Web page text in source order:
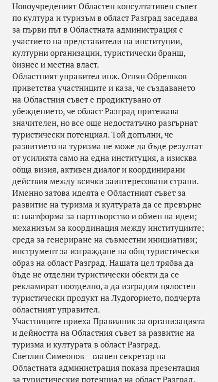
Новоучреденият Областен консултативен съвет
по култура и туризъм в област Разград заседава
за първи път в Областната администрация с
участието на представители на институции,
културни организации, туристически бранш,
бизнес и местна власт.
Областният управител инж. Огнян Обрешков
приветства участниците и каза, че създаването
на Областния съвет е продиктувано от
убеждението, че област Разград притежава
значителен, но все още недостатъчно разгърнат
туристически потенциал. Той допълни, че
развитието на туризма не може да бъде резултат
от усилията само на една институция, а изисква
обща визия, активен диалог и координирани
действия между всички заинтересовани страни.
Именно затова идеята е Областният съвет за
развитие на туризма и културата да се превърне
в: платформа за партньорство и обмен на идеи;
механизъм за координация между институциите;
среда за генериране на съвместни инициативи;
инструмент за изграждане на общ туристически
образ на област Разград. Нашата цел трябва да
бъде не отделни туристически обекти да се
рекламират поотделно, а да изградим цялостен
туристически продукт на Лудогорието, подчерта
областният управител.
Участниците приеха Правилник за организацията
и дейността на Областния съвет за развитие на
туризма и културата в област Разград.
Светлин Симеонов – главен секретар на
Областната администрация показа презентация
за туристическия потенциал на област Разград.